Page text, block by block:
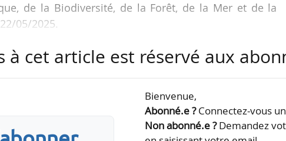
de la Biodiversité, de la Forêt, de la Mer et de la
05/2025.
: le contrôle interne de la fabrication et contrôles
aléatoires ; la conformité au type sur la base
à cet article est réservé aux
Bienvenue,
Abonné.e ?Connectez-vous
Non abonné.e ?Demandez